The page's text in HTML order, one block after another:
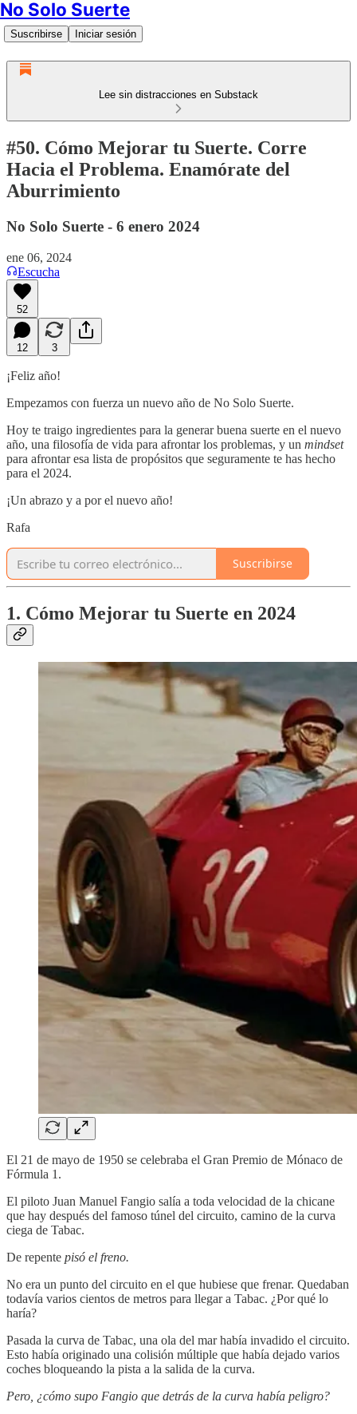
No Solo Suerte
Suscribirse Iniciar sesión
Lee sin distracciones en Substack
#50. Cómo Mejorar tu Suerte. Corre
Hacia el Problema. Enamórate del
Aburrimiento
No Solo Suerte - 6 enero 2024
ene 06, 2024
Escucha
52
12 3
¡Feliz año!
Empezamos con fuerza un nuevo año de No Solo Suerte.
Hoy te traigo ingredientes para la generar buena suerte en el nuevo
año, una filosofía de vida para afrontar los problemas, y un mindset
para afrontar esa lista de propósitos que seguramente te has hecho
para el 2024.
¡Un abrazo y a por el nuevo año!
Rafa
Suscribirse
1. Cómo Mejorar tu Suerte en 2024
El 21 de mayo de 1950 se celebraba el Gran Premio de Mónaco de
Fórmula 1.
El piloto Juan Manuel Fangio salía a toda velocidad de la chicane
que hay después del famoso túnel del circuito, camino de la curva
ciega de Tabac.
De repente pisó el freno.
No era un punto del circuito en el que hubiese que frenar. Quedaban
todavía varios cientos de metros para llegar a Tabac. ¿Por qué lo
haría?
Pasada la curva de Tabac, una ola del mar había invadido el circuito.
Esto había originado una colisión múltiple que había dejado varios
coches bloqueando la pista a la salida de la curva.
Pero, ¿cómo supo Fangio que detrás de la curva había peligro?